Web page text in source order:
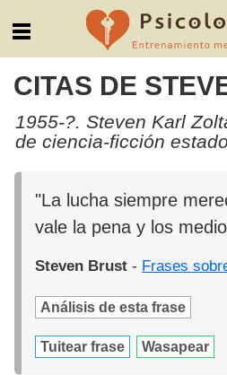
CITAS DE
1955-?. Steven Karl
de ciencia-ficción
"La lucha siempre
vale la pena y los
Steven Brust - Frases
Análisis de esta frase
Tuitear frase Wasapear